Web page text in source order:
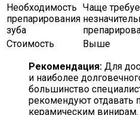
Необходимость
препарирования
зуба
Чаще
Стоимость
Выше
Рекомендация: Для
и наиболее
большинство
рекомендуют отдавать
керамическим винирам.